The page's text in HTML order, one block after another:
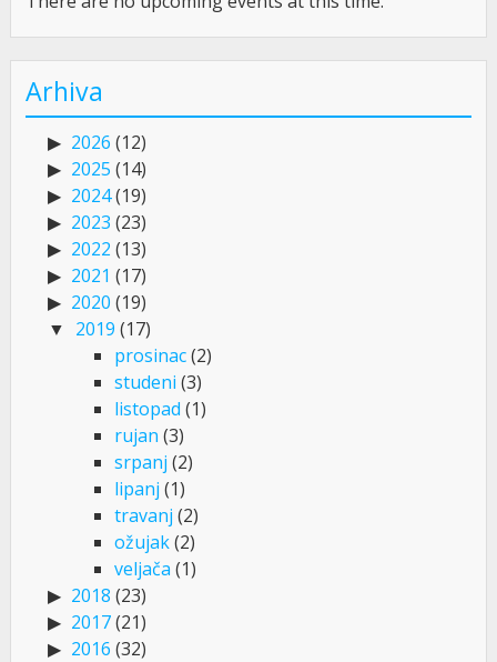
Arhiva
2026 (12)
2025 (14)
2024(19)
2023 (23)
2022 (13)
2021 (17)
2020 (19)
2019 (17)
prosinac(2)
studeni (3)
listopad (1)
rujan (3)
srpanj (2)
lipanj (1)
travanj (2)
ožujak(2)
veljača (1)
2018 (23)
2017(21)
2016 (32)